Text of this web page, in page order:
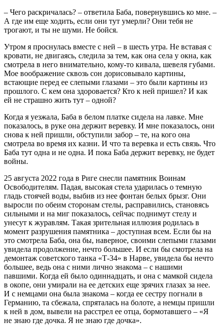
– Чего раскричалась? – ответила Баба, повернувшись ко мне. –
А где им еще ходить, если они тут умерли? Они тебя не
трогают, и ты не шуми. Не бойся.
Утром я проснулась вместе с ней – в шесть утра. Не вставая с
кровати, не двигаясь, следила за тем, как она села у окна, как
смотрела в него внимательно, кому-то кивала, шевеля губами.
Мое воображение сквозь сон дорисовывало картины,
встающие перед ее слепыми глазами – это были картины из
прошлого. С кем она здоровается? Кто к ней пришел? И как
ей не страшно жить тут – одной?
Когда я уезжала, Баба в белом платке сидела на лавке. Мне
показалось, в руке она держит веревку. И мне показалось, они
снова к ней пришли, обступили забор – те, на кого она
смотрела во время их казни. И что та веревка и есть связь. Что
Баба тут одна и не одна. И пока Баба держит веревку, не будет
войны.
25 августа 2022 года в Риге снесли памятник Воинам
Освободителям. Падая, высокая стела ударилась о темную
гладь стоячей воды, выбив из нее фонтан белых брызг. Они
выросли по обеим сторонам стелы, расправились, становясь
сильными и на миг показалось, сейчас поднимут стелу и
унесут к журавлям. Такая зрительная иллюзия родилась в
момент разрушения памятника – доступная всем. Если бы на
это смотрела Баба, она бы, наверное, своими слепыми глазами
увидела продолжение, нечто большее. И если бы смотрела на
демонтаж советского танка «Т-34» в Нарве, увидела бы нечто
большее, ведь она с ними лично знакома – с нашими
павшими. Когда ей было одиннадцать, и она с мамкой сидела
в окопе, они умирали на ее детских еще зрячих глазах за нее.
И с немцами она была знакома – когда ее сестру погнали в
Германию, та сбежала, спряталась на болоте, а немцы пришли
к ней в дом, вывели на расстрел ее отца, бормотавшего – «Я
не знаю где дочка. Я не знаю где дочка».